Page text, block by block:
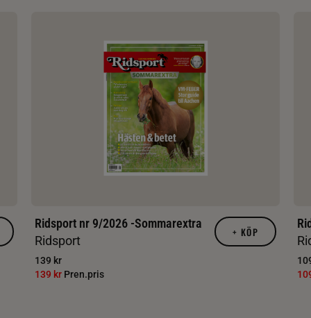
Ridsport nr 9/2026 -Sommarextra
Ridsport
139 kr
139 kr Pren.pris
+ KÖP